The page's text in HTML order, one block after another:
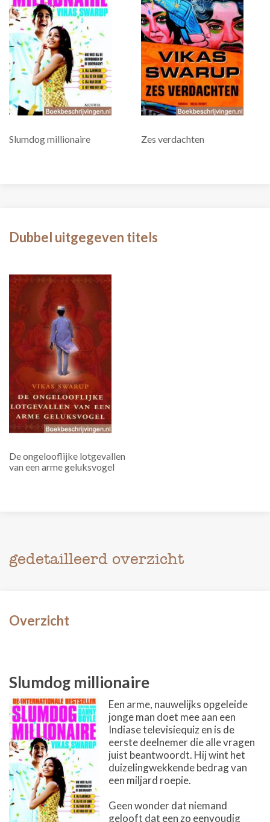
Slumdog millionaire Zes verdachten
Dubbel uitgegeven titels
De ongelooflijke lotgevallen
van een arme geluksvogel
gedetailleerd overzicht
Overzicht
Slumdog millionaire
Een arme, nauwelijks opgeleide
jonge man doet mee aan een
Indiase televisiequiz en is de
eerste deelnemer die alle vragen
juist beantwoordt. Hij wint het
duizelingwekkende bedrag van
een miljard roepie.
Geen wonder dat niemand
gelooft dat een zo eenvoudig